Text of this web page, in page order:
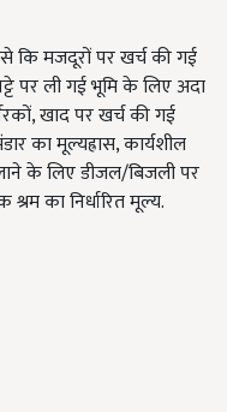
कि मजदूरों पर खर्च की गई
पर ली गई भूमि के लिए अदा
,खाद पर खर्च की गई
का मूल्यह्रास,कार्यशील
के लिए डीजल/बिजली पर
का निर्धारित मूल्य.